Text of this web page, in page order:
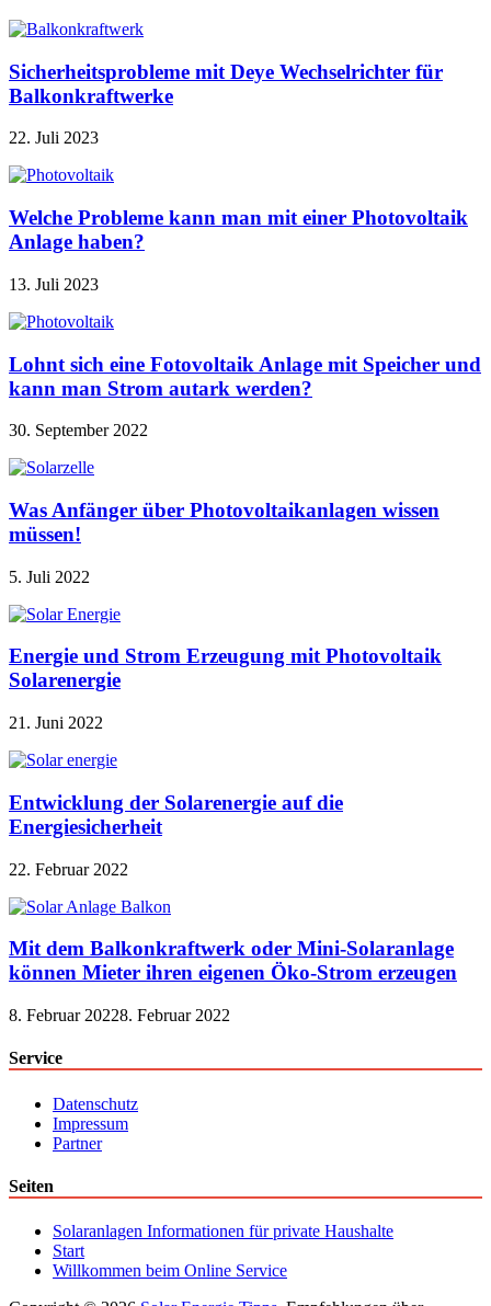
Sicherheitsprobleme mit Deye Wechselrichter für
Balkonkraftwerke
22. Juli 2023
Welche Probleme kann man mit einer Photovoltaik
Anlage haben?
13. Juli 2023
Lohnt sich eine Fotovoltaik Anlage mit Speicher und
kann man Strom autark werden?
30. September 2022
Was Anfänger über Photovoltaikanlagen wissen
müssen!
5. Juli 2022
Energie und Strom Erzeugung mit Photovoltaik
Solarenergie
21. Juni 2022
Entwicklung der Solarenergie auf die
Energiesicherheit
22. Februar 2022
Mit dem Balkonkraftwerk oder Mini-Solaranlage
können Mieter ihren eigenen Öko-Strom erzeugen
8. Februar 20228. Februar 2022
Service
Datenschutz
Impressum
Partner
Seiten
Solaranlagen Informationen für private Haushalte
Start
Willkommen beim Online Service